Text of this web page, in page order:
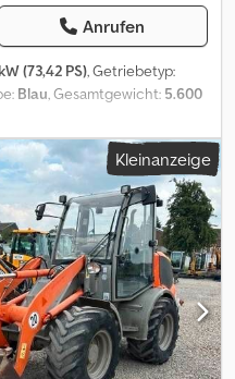
Anrufen
(73,42 PS), Getriebetyp:
Blau, Gesamtgewicht: 5.600
400 / 70 R 20, Achsen-
Sitzplätze:1
, Erstzulassung:
Sonstige,
400 / 70 R 20,
Fahrerhaus,
Allradantrieb, Standard-
in der Ausstattung
Standardschaufel,
65 E Radlader aus 1. Hand,
2.232 h, 20 km/h Zulassung, 4
/ 73 PS, Schnellwechsler,
Kleinanzeige